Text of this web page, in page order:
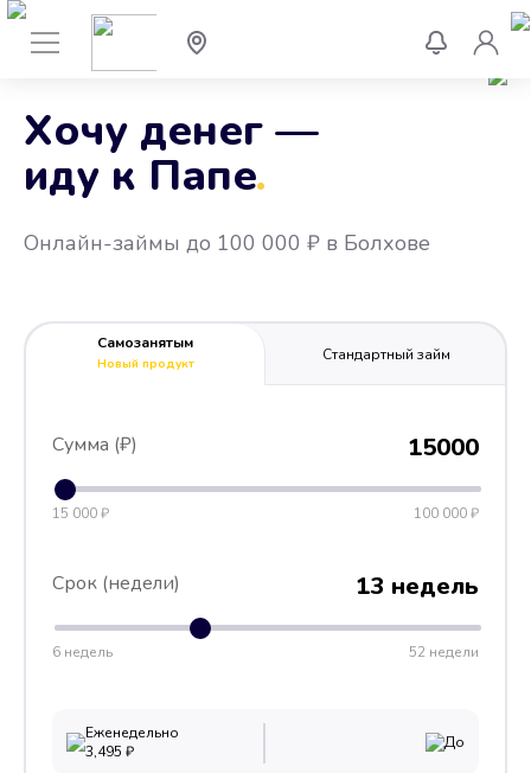
Хочу денег —
иду к Папе
.
Онлайн-займы до 100 000 ₽ в Болхове
Самозанятым
Новый продукт
Стандартный займ
Сумма (₽) 15000
15 000 ₽ 100 000 ₽
Срок (недели) 13 недель
6 недель 52 недели
Еженедельно
3,495 ₽ До